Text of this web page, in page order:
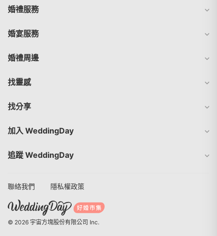
婚禮服務
婚宴服務
婚禮周邊
找靈感
找分享
加入 WeddingDay
追蹤 WeddingDay
聯絡我們 隱私權政策
© 2026 宇宙方塊股份有限公司 Inc.